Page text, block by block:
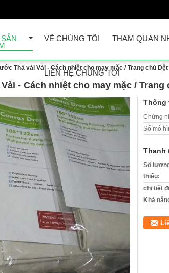
VỀ CHÚNG TÔI THAM QUAN
LIÊN HỆ CHÚNG TÔI
Thả vải Vải - Cách nhiệt cho may mặc / Trang chủ
- Cách nhiệt cho may mặc / Trang
Thông
Chứng
Số mô
Thanh
Số
thiểu:
chi tiết
Khả